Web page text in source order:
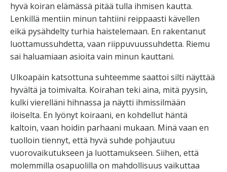
hyvä koiran elämässä pitää tulla ihmisen kautta.
Lenkillä mentiin minun tahtiini reippaasti kävellen
eikä pysähdelty turhia haistelemaan. En rakentanut
luottamussuhdetta, vaan riippuvuussuhdetta. Riemu
sai haluamiaan asioita vain minun kauttani.
Ulkoapäin katsottuna suhteemme saattoi silti näyttää
hyvältä ja toimivalta. Koirahan teki aina, mitä pyysin,
kulki vierelläni hihnassa ja näytti ihmissilmään
iloiselta. En lyönyt koiraani, en kohdellut häntä
kaltoin, vaan hoidin parhaani mukaan. Minä vaan en
tuolloin tiennyt, että hyvä suhde pohjautuu
vuorovaikutukseen ja luottamukseen. Siihen, että
molemmilla osapuolilla on mahdollisuus vaikuttaa